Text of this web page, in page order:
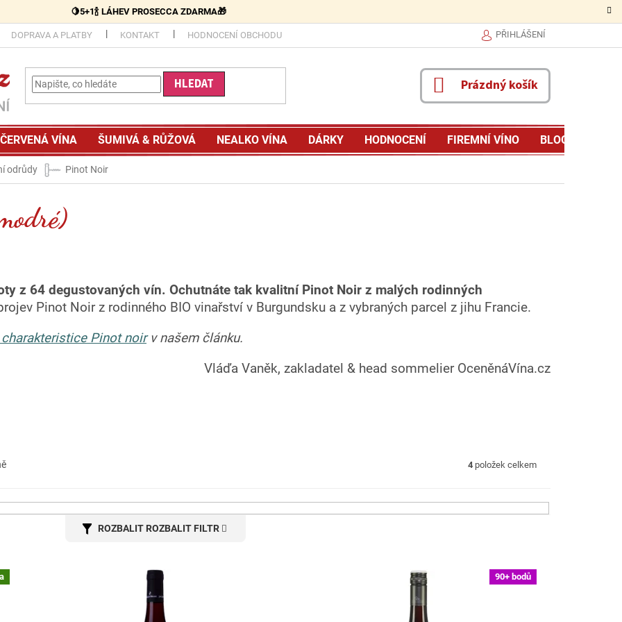
🍋5+1🍾 LÁHEV PROSECCA ZDARMA🎁
DOPRAVA A PLATBY KONTAKT HODNOCENÍ OBCHODU PŘIHLÁŠENÍ
HLEDAT
NÁKUPNÍ
KOŠÍK
Prázdný košík
ČERVENÁ VÍNA ŠUMIVÁ & RŮŽOVÁ NEALKO VÍNA DÁRKY FIREMNÍ VÍNO
HODNOCENÍ BLOG
odrůdy Pinot Noir
z 64 degustovaných vín. Ochutnáte tak kvalitní Pinot Noir z malých rodinných
Pinot Noir z rodinného BIO vinařství v Burgundsku a z vybraných parcel z jihu Francie.
Pinot noirv našem článku.
Vláďa Vaněk, zakladatel & head sommelier OceněnáVína.cz
4 položek celkem
ROZBALIT FILTR
90+ bodů